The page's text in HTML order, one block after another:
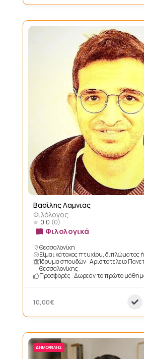
Βασίλης Λαμνιας
Φιλόλογος
0.0 (0)
Φιλολογικά
Θεσσαλονίκη
Είμαι κάτοχος πτυχίου, διπλώματος
Ίδρυμα σπουδών : Αριστοτέλειο
Θεσσαλονίκης
Προσφορές : Δωρεάν το πρώτο
10,00€
ΔΗΜΟΦΙΛΉΣ